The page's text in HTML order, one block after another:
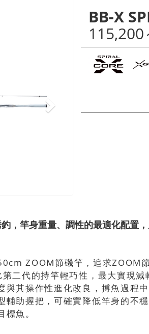
BB-X
，竿身重量、調性的最適化配置
ZOOM節磯竿，追求ZOOM
二代的持竿輕巧性，最大實現
與其操作性進化改良，搏魚過程
輔助握把，可確實降低竿身的不
魚。